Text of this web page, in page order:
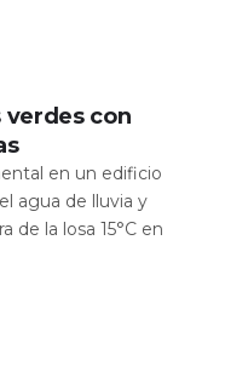
verdes con
en un edificio
agua de lluvia y
de la losa 15°C en